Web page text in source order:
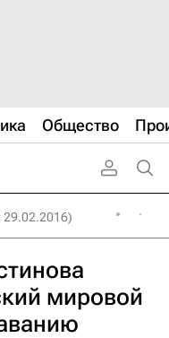
Общество
29.02.2016)
мировой